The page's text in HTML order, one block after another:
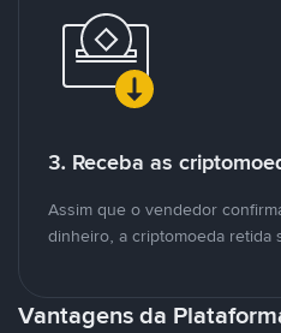
3. Receba as
Assim que o vendedor
dinheiro, a criptomoeda retida
Vantagens da